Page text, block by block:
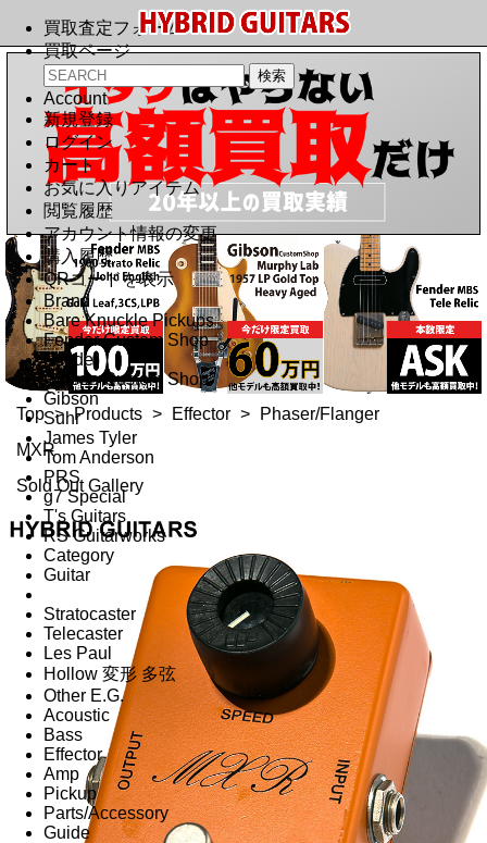
買取査定フォーム
買取ページ
Account
新規登録
ログイン
カート
お気に入りアイテム
閲覧履歴
アカウント情報の変更
購入履歴
QRコードを表示
Brand
Bare Knuckle Pickups
Fender Custom Shop
Fender
Gibson Custom Shop
Gibson
Suhr
James Tyler
Tom Anderson
PRS
g7 Special
T's Guitars
RS Guitarworks
Category
Guitar
Stratocaster
Telecaster
Les Paul
Hollow 変形 多弦
Other E.G.
Acoustic
Bass
Effector
Amp
Pickup
Parts/Accessory
Guide
Top > Products > Effector >
Phaser/Flanger
MXR
Sold Out Gallery